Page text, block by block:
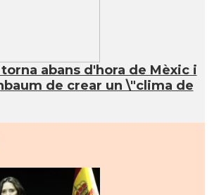
abans d'hora de Mèxic i
de crear un \"clima de